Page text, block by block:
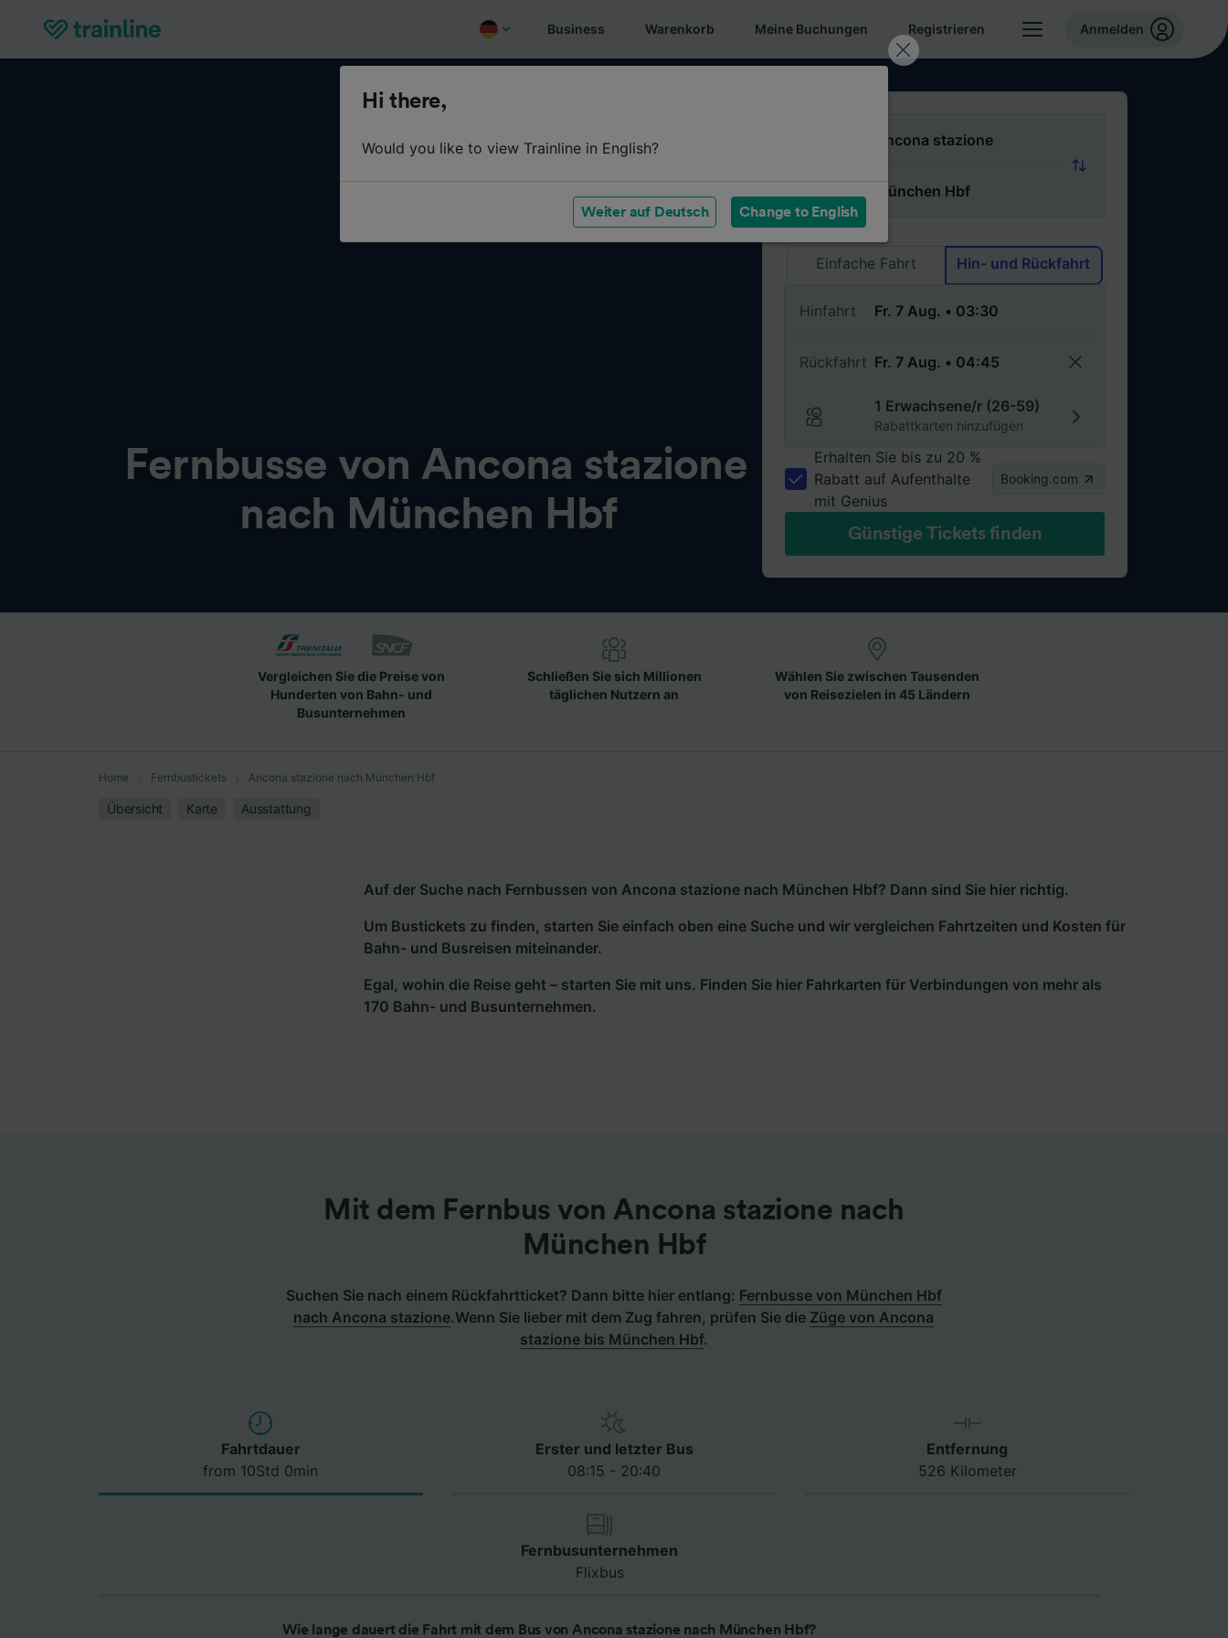
Business Warenkorb Meine Buchungen Registrieren Anmelden
Fernbusse von Ancona stazione
nach München Hbf
Via
Einfache Fahrt
Hin- und Rückfahrt
Hinfahrt
Rückfahrt
1 Erwachsene/r (26-59)
Rabattkarten hinzufügen
Erhalten Sie bis zu 20 %
Rabatt auf Aufenthalte
mit Genius
Booking.com
Günstige Tickets finden
Vergleichen Sie die Preise von
Hunderten von Bahn- und
Busunternehmen
Schließen Sie sich Millionen
täglichen Nutzern an
Wählen Sie zwischen Tausenden
von Reisezielen in 45 Ländern
Home Fernbustickets Ancona stazione nach München Hbf
Übersicht Karte Ausstattung
Auf der Suche nach Fernbussen von Ancona stazione nach München Hbf? Dann sind Sie hier richtig.
Um Bustickets zu finden, starten Sie einfach oben eine Suche und wir vergleichen Fahrtzeiten und Kosten für
Bahn- und Busreisen miteinander.
Egal, wohin die Reise geht – starten Sie mit uns. Finden Sie hier Fahrkarten für Verbindungen von mehr als
170 Bahn- und Busunternehmen.
Mit dem Fernbus von Ancona stazione nach
München Hbf
Suchen Sie nach einem Rückfahrtticket? Dann bitte hier entlang: Fernbusse von München Hbf
nach Ancona stazione.Wenn Sie lieber mit dem Zug fahren, prüfen Sie die Züge von Ancona
stazione bis München Hbf.
Fahrtdauer
from 10Std 0min
Erster und letzter Bus
08:15 - 20:40
Entfernung
526 Kilometer
Fernbusunternehmen
Flixbus
Wie lange dauert die Fahrt mit dem Bus von Ancona stazione nach München Hbf?
Hi there,
Would you like to view Trainline in English?
Weiter auf Deutsch Change to English